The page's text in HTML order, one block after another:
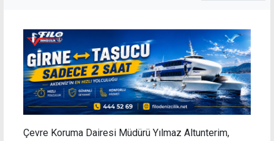
Çevre Koruma Dairesi Müdürü Yılmaz Altunterim,